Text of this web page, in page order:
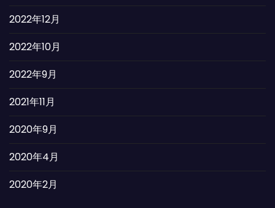
2022年12月
2022年10月
2022年9月
2021年11月
2020年9月
2020年4月
2020年2月